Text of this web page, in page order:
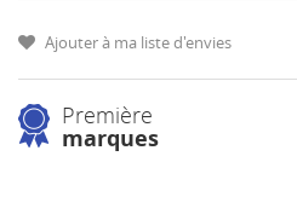
Ajouter à ma liste d'envies
Première
marques